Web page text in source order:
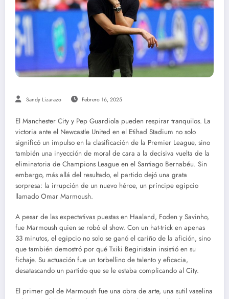
Sandy Lizarazo Febrero 16, 2025
El Manchester City y Pep Guardiola pueden respirar tranquilos. La
victoria ante el Newcastle United en el Etihad Stadium no solo
significó un impulso en la clasificación de la Premier League, sino
también una inyección de moral de cara a la decisiva vuelta de la
eliminatoria de Champions League en el Santiago Bernabéu. Sin
embargo, más allá del resultado, el partido dejó una grata
sorpresa: la irrupción de un nuevo héroe, un príncipe egipcio
llamado Omar Marmoush.
A pesar de las expectativas puestas en Haaland, Foden y Savinho,
fue Marmoush quien se robó el show. Con un hat-trick en apenas
33 minutos, el egipcio no solo se ganó el cariño de la afición, sino
que también demostró por qué Txiki Begiristain insistió en su
fichaje. Su actuación fue un torbellino de talento y eficacia,
desatascando un partido que se le estaba complicando al City.
El primer gol de Marmoush fue una obra de arte, una sutil vaselina